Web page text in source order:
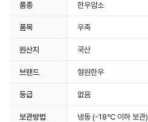
품종 한우암소
품목 우족
원산지 국산
브랜드 형원한우
등급 없음
보관방법 냉동 (-18℃ 이하 보관)